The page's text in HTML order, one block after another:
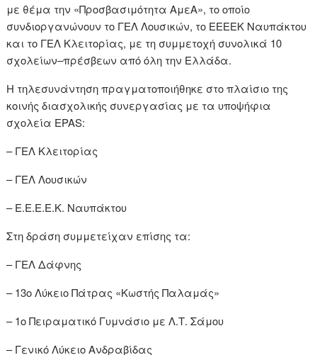
με θέμα την «Προσβασιμότητα ΑμεΑ», το οποίο
συνδιοργανώνουν το ΓΕΛ Λουσικών, το ΕΕΕΕΚ Ναυπάκτου
και το ΓΕΛ Κλειτορίας, με τη συμμετοχή συνολικά 10
σχολείων–πρέσβεων από όλη την Ελλάδα.
Η τηλεσυνάντηση πραγματοποιήθηκε στο πλαίσιο της
κοινής διασχολικής συνεργασίας με τα υποψήφια
σχολεία EPAS:
– ΓΕΛ Κλειτορίας
– ΓΕΛ Λουσικών
– Ε.Ε.Ε.Ε.Κ. Ναυπάκτου
Στη δράση συμμετείχαν επίσης τα:
– ΓΕΛ Δάφνης
– 13ο Λύκειο Πάτρας «Κωστής Παλαμάς»
– 1ο Πειραματικό Γυμνάσιο με Λ.Τ. Σάμου
– Γενικό Λύκειο Ανδραβίδας